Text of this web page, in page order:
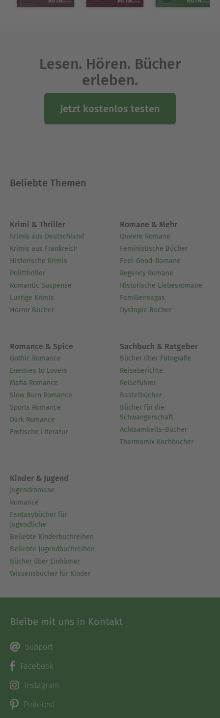
Lesen. Hören. Bücher
erleben.
Jetzt kostenlos testen
Beliebte Themen
Krimi & Thriller
Krimis aus Deutschland
Krimis aus Frankreich
Historische Krimis
Politthriller
Romantic Suspense
Lustige Krimis
Horror Bücher
Romane & Mehr
Queere Romane
Feministische Bücher
Feel-Good-Romane
Regency Romane
Historische Liebesromane
Familiensagas
Dystopie Bücher
Romance & Spice
Gothic Romance
Enemies to Lovers
Mafia Romance
Slow Burn Romance
Sports Romance
Dark Romance
Erotische Literatur
Sachbuch & Ratgeber
Bücher über Fotografie
Reiseberichte
Reiseführer
Bastelbücher
Bücher für die
Schwangerschaft
Achtsamkeits-Bücher
Thermomix Kochbücher
Kinder & Jugend
Jugendromane
Romance
Fantasybücher für
Jugendliche
Beliebte Kinderbuchreihen
Beliebte Jugendbuchreihen
Bücher über Einhörner
Wissensbücher für Kinder
Bleibe mit uns in Kontakt
Support
Facebook
Instagram
Pinterest